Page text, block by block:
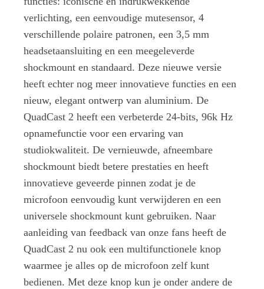
verlichting, een eenvoudige mutesensor, 4
verschillende polaire patronen, een 3,5 mm
headsetaansluiting en een meegeleverde
shockmount en standaard. Deze nieuwe versie
heeft echter nog meer innovatieve functies en een
nieuw, elegant ontwerp van aluminium. De
QuadCast 2 heeft een verbeterde 24-bits, 96k Hz
opnamefunctie voor een ervaring van
studiokwaliteit. De vernieuwde, afneembare
shockmount biedt betere prestaties en heeft
innovatieve geveerde pinnen zodat je de
microfoon eenvoudig kunt verwijderen en een
universele shockmount kunt gebruiken. Naar
aanleiding van feedback van onze fans heeft de
QuadCast 2 nu ook een multifunctionele knop
waarmee je alles op de microfoon zelf kunt
bedienen. Met deze knop kun je onder andere de